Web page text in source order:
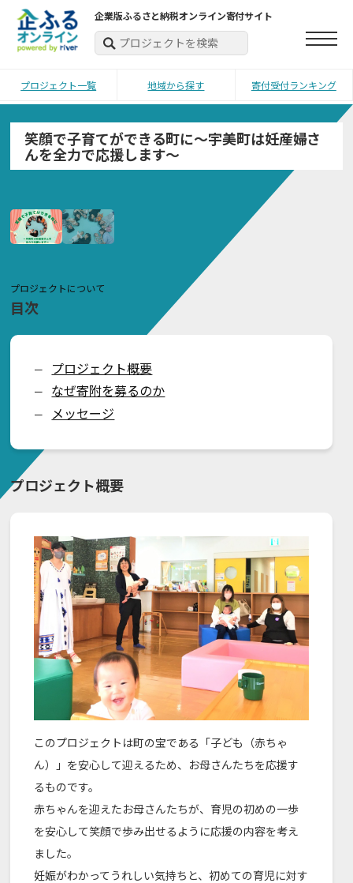
企業版ふるさと納税オンライン寄付サイト
プロジェクト一覧 地域から探す 寄付受付ランキング
笑顔で子育てができる町に～宇美町は妊産婦さ
んを全力で応援します～
プロジェクトについて
目次
ー プロジェクト概要
ー なぜ寄附を募るのか
ー メッセージ
プロジェクト概要
このプロジェクトは町の宝である「子ども（赤ちゃ
ん）」を安心して迎えるため、お母さんたちを応援す
るものです。
赤ちゃんを迎えたお母さんたちが、育児の初めの一歩
を安心して笑顔で歩み出せるように応援の内容を考え
ました。
妊娠がわかってうれしい気持ちと、初めての育児に対す